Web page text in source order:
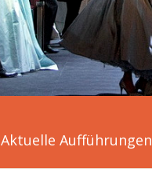
Aktuelle Aufführungen